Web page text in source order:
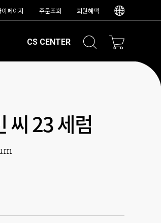
이페이지 주문조회 회원혜택
CS CENTER
씨 23 세럼